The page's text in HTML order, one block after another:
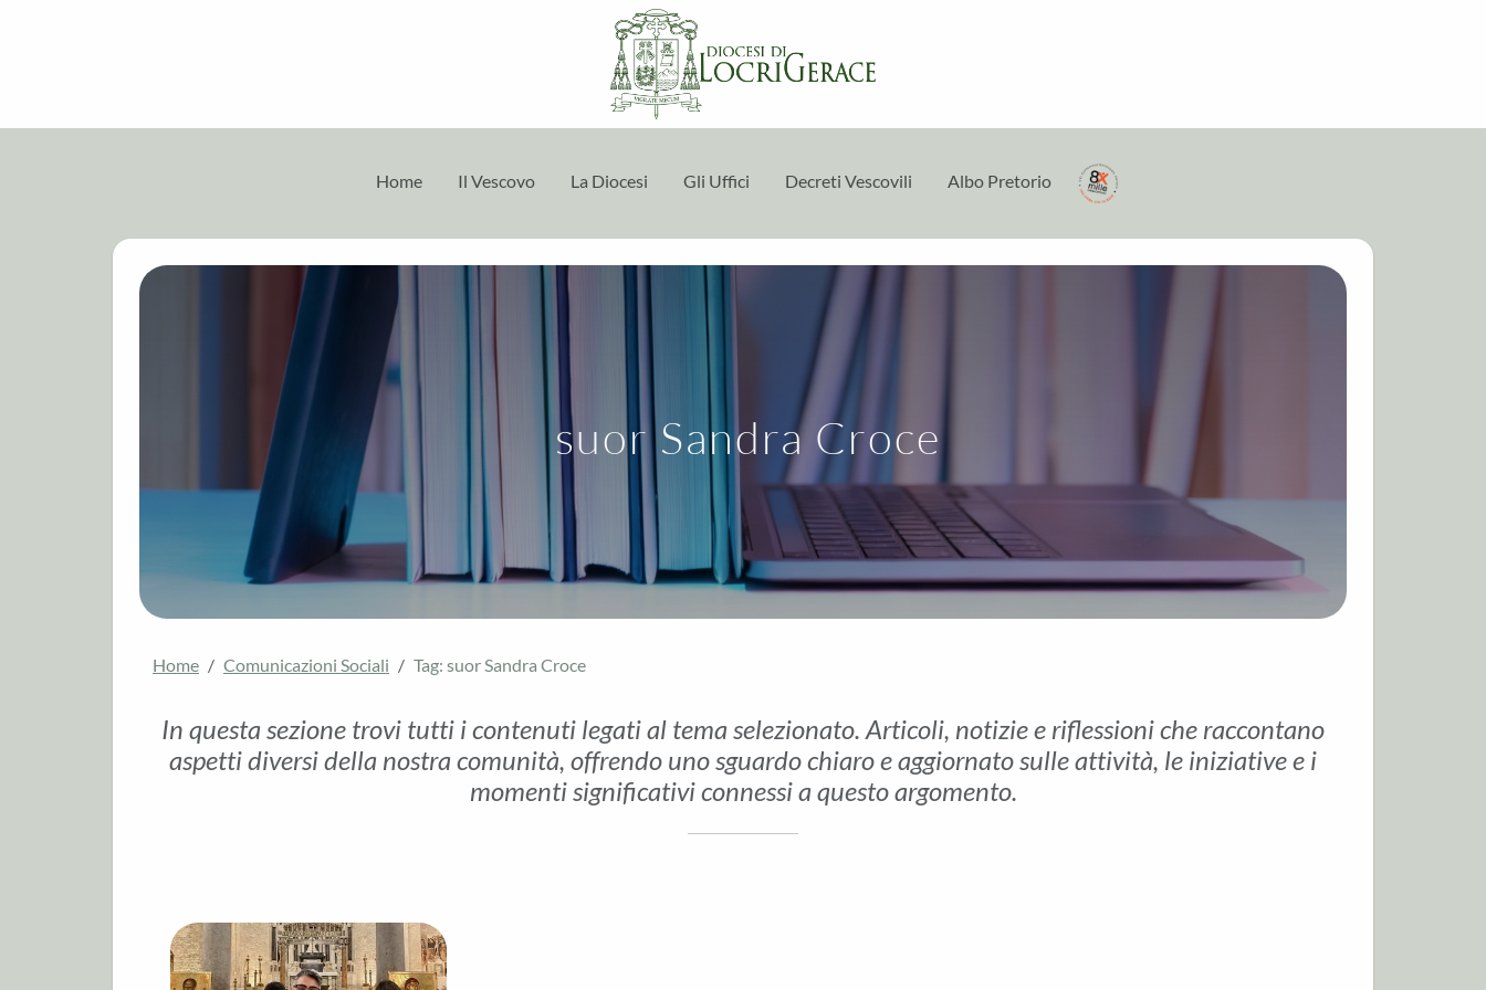
Home Il Vescovo La Diocesi Gli Uffici Decreti Vescovili Albo Pretorio
suor Sandra Croce
Home Comunicazioni Sociali Tag: suor Sandra Croce
In questa sezione trovi tutti i contenuti legati al tema selezionato. Articoli, notizie e riflessioni che raccontano
aspetti diversi della nostra comunità, offrendo uno sguardo chiaro e aggiornato sulle attività, le iniziative e i
momenti significativi connessi a questo argomento.